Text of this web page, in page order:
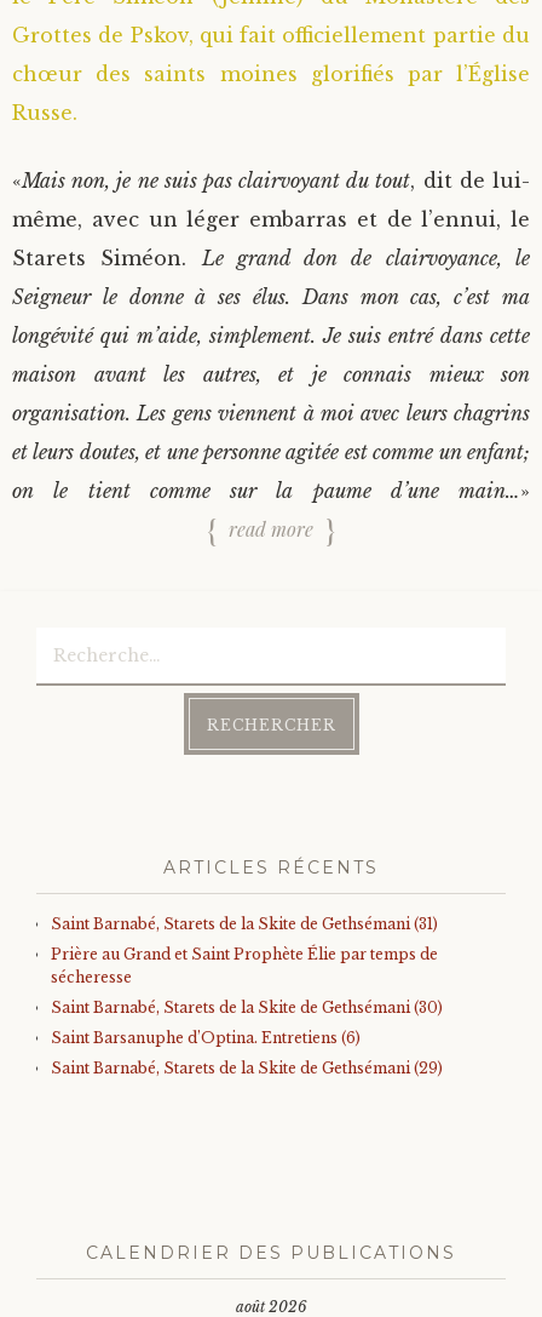
Saint Sophrony l’Athonite
Sainte Xenia
Sainte Matrone de Moscou
Staritsa Marie Makovkine
Natalia de Vyritsa
Staritsa Anastasia
Archimandrite Lazare (Abachidzé)
Geronda Arsenios le Spiléote
Gerondissa Makrina (Vassopoulou)
Archimandrite Nathanaël (Pospelov)
Père Héliodore
Grottes de Pskov, qui fait officiellement partie du
chœur des saints moines glorifiés par l’Église
Russe.
«Mais non, je ne suis pas clairvoyant du tout, dit de lui-
même, avec un léger embarras et de l’ennui, le
Starets Siméon.Le grand don de clairvoyance, le
Seigneur le donne à ses élus. Dans mon cas, c’est ma
longévité qui m’aide, simplement. Je suis entré dans cette
maison avant les autres, et je connais mieux son
organisation. Les gens viennent à moi avec leurs chagrins
et leurs doutes, et une personne agitée est comme un enfant;
on le tient comme sur la paume d’une main…»
read more
ARTICLES RÉCENTS
Saint Barnabé, Starets de la Skite de Gethsémani (31)
Prière au Grand et Saint Prophète Élie par temps de
sécheresse
Saint Barnabé, Starets de la Skite de Gethsémani (30)
Saint Barsanuphe d’Optina. Entretiens (6)
Saint Barnabé, Starets de la Skite de Gethsémani (29)
CALENDRIER DES PUBLICATIONS
août 2026